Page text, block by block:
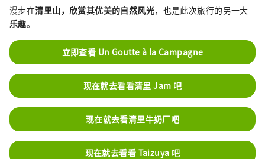
漫步在清里山，欣赏其优美的自然风光，也是此次旅行的另一大
乐趣。
立即查看 Un Goutte à la Campagne
现在就去看看清里 Jam 吧
现在就去看清里牛奶厂吧
现在就去看看 Taizuya 吧